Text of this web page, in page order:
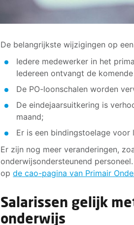
De belangrijkste wijzigingen op
Iedere medewerker in het
Iedereen ontvangt de
De PO-loonschalen worden
De eindejaarsuitkering is
maand;
Er is een bindingstoelage voor
Er zijn nog meer veranderingen,
onderwijsondersteunend
opde cao-pagina van Primair
Salarissen gelijk
onderwijs